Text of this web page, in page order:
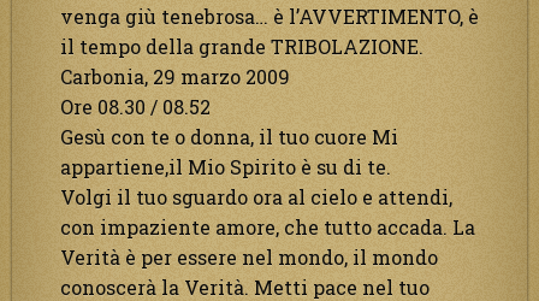
venga giù tenebrosa… è l’AVVERTIMENTO, è
il tempo della grande TRIBOLAZIONE.
Carbonia, 29 marzo 2009
Ore 08.30 / 08.52
Gesù con te o donna, il tuo cuore Mi
appartiene,il Mio Spirito è su di te.
Volgi il tuo sguardo ora al cielo e attendi,
con impaziente amore, che tutto accada. La
Verità è per essere nel mondo, il mondo
conoscerà la Verità. Metti pace nel tuo